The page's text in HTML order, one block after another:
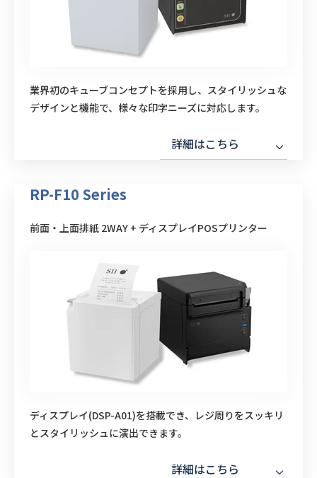
業界初のキューブコンセプトを採用し、スタイリッシュな
デザインと機能で、様々な印字ニーズに対応します。
詳細はこちら
RP-F10 Series
前面・上面排紙 2WAY + ディスプレイPOSプリンター
ディスプレイ(DSP-A01)を搭載でき、レジ周りをスッキリ
とスタイリッシュに演出できます。
詳細はこちら